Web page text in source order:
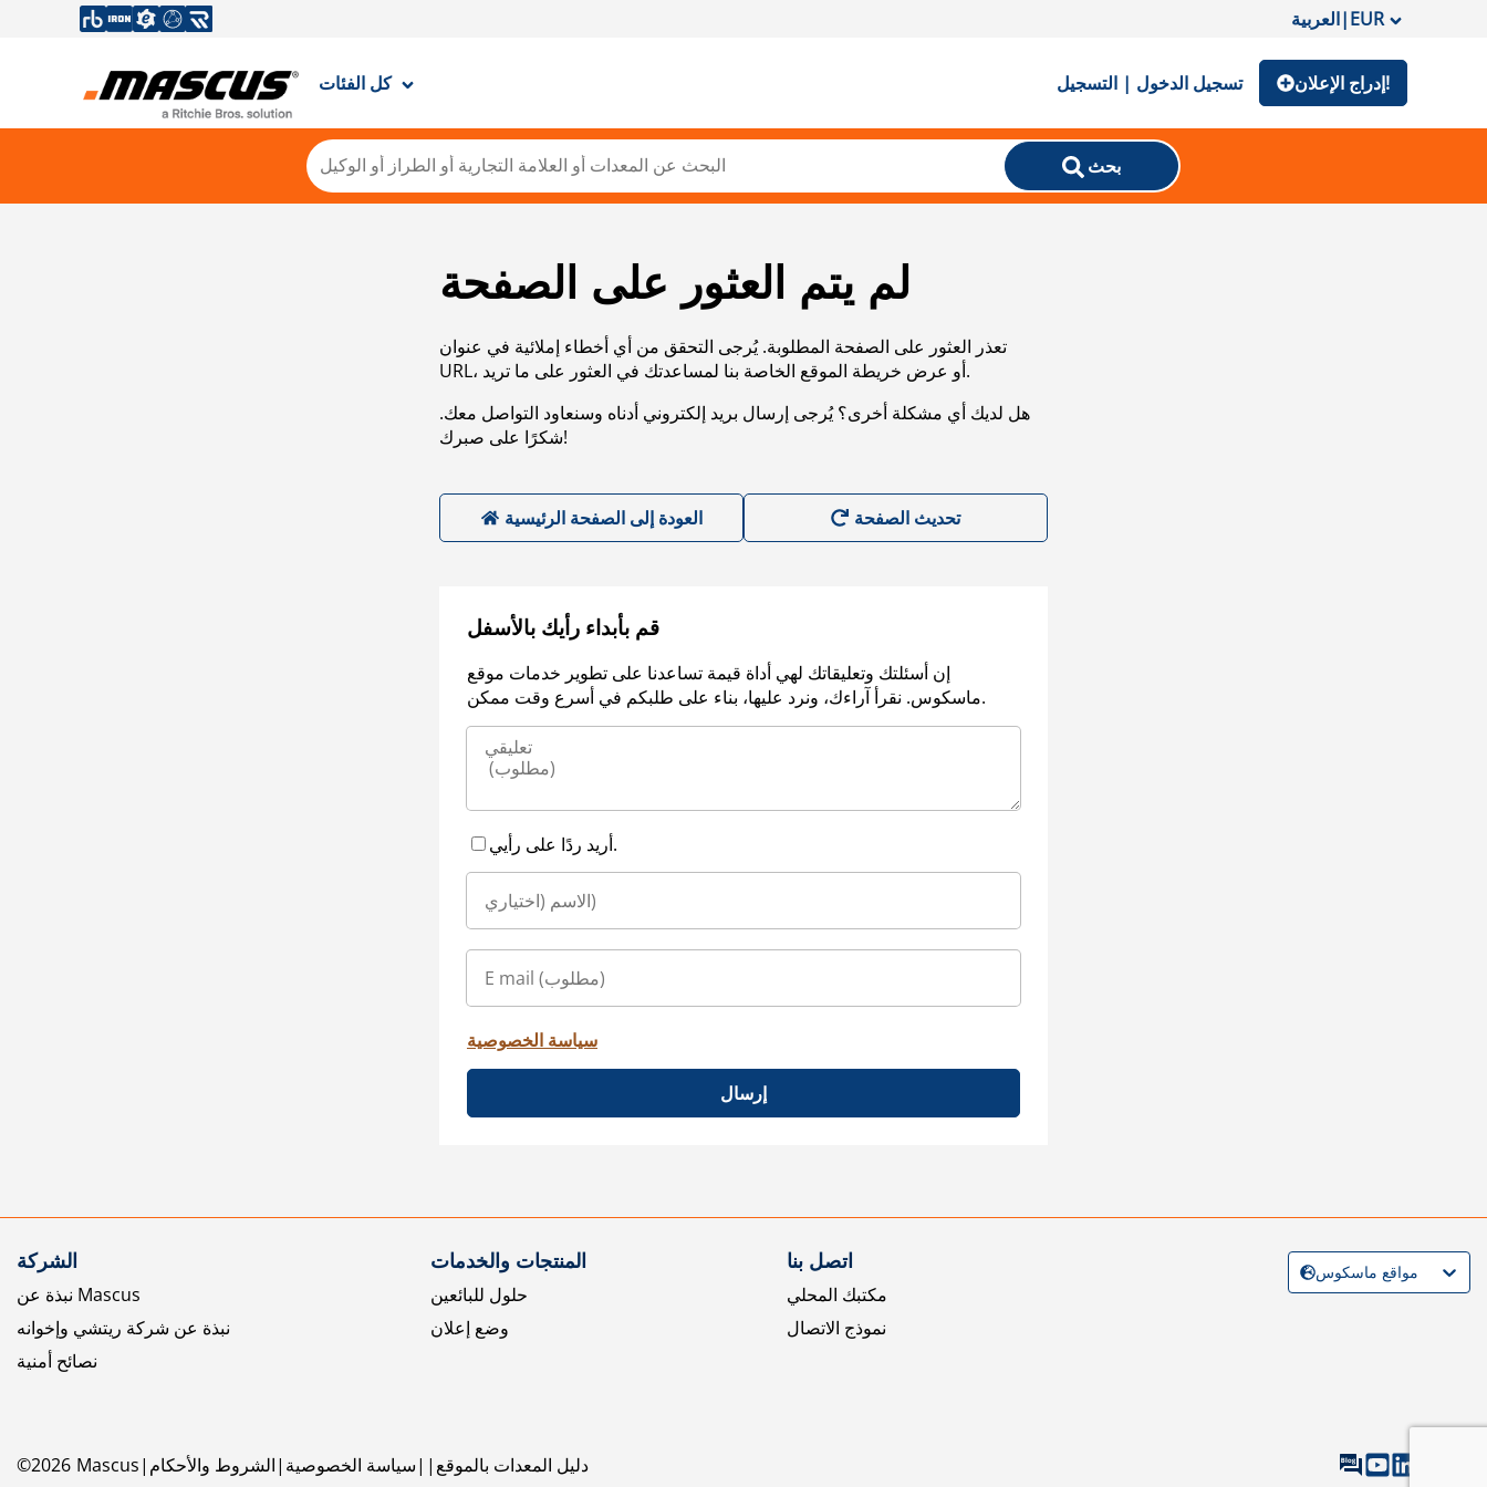
العربية|EUR
كل الفئات تسجيل الدخول | التسجيل إدراج الإعلان!
بحث
لم يتم العثور على الصفحة
تعذر العثور على الصفحة المطلوبة. يُرجى التحقق من أي أخطاء إملائية في عنوان
URL، أو عرض خريطة الموقع الخاصة بنا لمساعدتك في العثور على ما تريد.
هل لديك أي مشكلة أخرى؟ يُرجى إرسال بريد إلكتروني أدناه وسنعاود التواصل معك.
شكرًا على صبرك!
العودة إلى الصفحة الرئيسية
قم بأبداء رأيك بالأسفل
إن أسئلتك وتعليقاتك لهي أداة قيمة تساعدنا على تطوير خدمات موقع
ماسكوس. نقرأ آراءك، ونرد عليها، بناء على طلبكم في أسرع وقت ممكن.
أريد ردًا على رأيي.
سياسة الخصوصية
إرسال
الشركة
نبذة عن Mascus
نبذة عن شركة ريتشي وإخوانه
نصائح أمنية
المنتجات والخدمات
حلول للبائعين
وضع إعلان
اتصل بنا
مكتبك المحلي
نموذج الاتصال
©2026 Mascus الشروط والأحكام سياسة الخصوصية دليل المعدات بالموقع
مواقع ماسكوس